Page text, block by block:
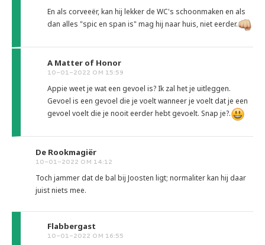
En als corveeër, kan hij lekker de WC's schoonmaken en als
dan alles "spic en span is" mag hij naar huis, niet eerder.
A Matter of Honor
10-01-2022 OM 15:59
Appie weet je wat een gevoel is? Ik zal het je uitleggen.
Gevoel is een gevoel die je voelt wanneer je voelt dat je een
gevoel voelt die je nooit eerder hebt gevoelt. Snap je?.
De Rookmagiër
10-01-2022 OM 14:12
Toch jammer dat de bal bij Joosten ligt; normaliter kan hij daar
juist niets mee.
Flabbergast
10-01-2022 OM 16:55